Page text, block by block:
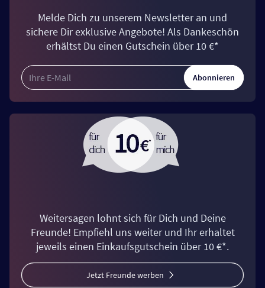
Melde Dich zu unserem Newsletter an und
sichere Dir exklusive Angebote! Als Dankeschön
erhältst Du einen Gutschein über 10 €*
Abonnieren
Weitersagen lohnt sich für Dich und Deine
Freunde! Empfiehl uns weiter und Ihr erhaltet
jeweils einen Einkaufsgutschein über 10 €*.
Jetzt Freunde werben